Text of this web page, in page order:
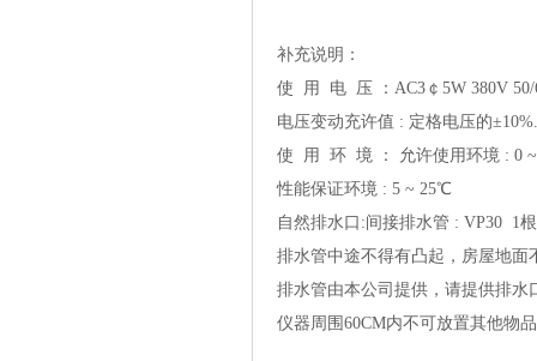
补充说明：
使用电压：AC3￠
电压变动充许值:定格电压的±10%.
使用环境：允许使用环境
性能保证环境:5~25℃
自然排水口:间接排水管:VP301
排水管中途不得有凸起，房屋地
排水管由本公司提供，请提供排
仪器周围60CM内不可放置其他物品